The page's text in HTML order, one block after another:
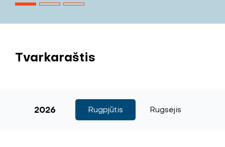
Tvarkaraštis
2026 Rugpjūtis Rugsėjis